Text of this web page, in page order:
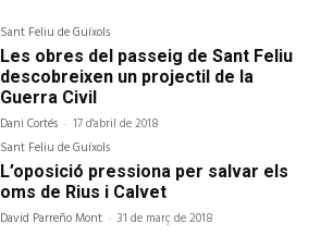
Sant Feliu de Guíxols
Les obres del passeig de Sant Feliu
descobreixen un projectil de la
Guerra Civil
Dani Cortés - 17 d'abril de 2018
Sant Feliu de Guíxols
L’oposició pressiona per salvar els
oms de Rius i Calvet
David Parreño Mont - 31 de març de 2018